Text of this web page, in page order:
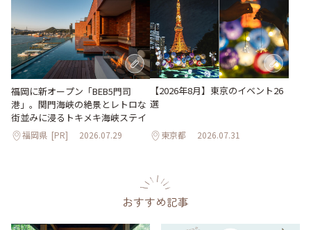
福岡に新オープン「BEB5門司
港」。関門海峡の絶景とレトロな
街並みに浸るトキメキ海峡ステイ
福岡県 [PR] 2026.07.29
【2026年8月】東京のイベント26
選
東京都 2026.07.31
おすすめ記事